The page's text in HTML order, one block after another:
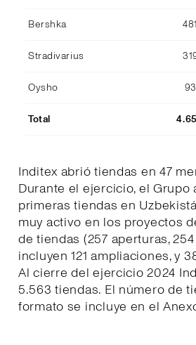
Bershka
Stradivarius
Oysho
Total
Inditex abrió tiendas en 47
Durante el ejercicio, el Grupo
primeras tiendas en
muy activo en los proyectos
de tiendas (257 aperturas,
incluyen 121 ampliaciones, y
Al cierre del ejercicio 2024
5.563 tiendas. El número de
formato se incluye en el